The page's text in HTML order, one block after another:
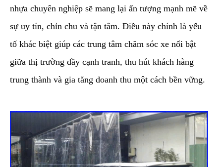
nhựa chuyên nghiệp sẽ mang lại ấn tượng mạnh mẽ về
sự uy tín, chỉn chu và tận tâm. Điều này chính là yếu
tố khác biệt giúp các trung tâm chăm sóc xe nổi bật
giữa thị trường đầy cạnh tranh, thu hút khách hàng
trung thành và gia tăng doanh thu một cách bền vững.